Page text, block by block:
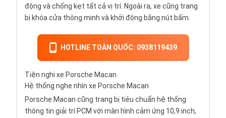
động và chống kẹt tất cả vị trí. Ngoài ra, xe cũng trang
bị khóa cửa thông minh và khởi động bằng nút bấm.
HOTLINE TOÀN QUỐC: 0938119439
Tiện nghi xe Porsche Macan
Hệ thống nghe nhìn xe Porsche Macan
Porsche Macan cũng trang bị tiêu chuẩn hệ thống
thông tin giải trí PCM với màn hình cảm ứng 10,9 inch,